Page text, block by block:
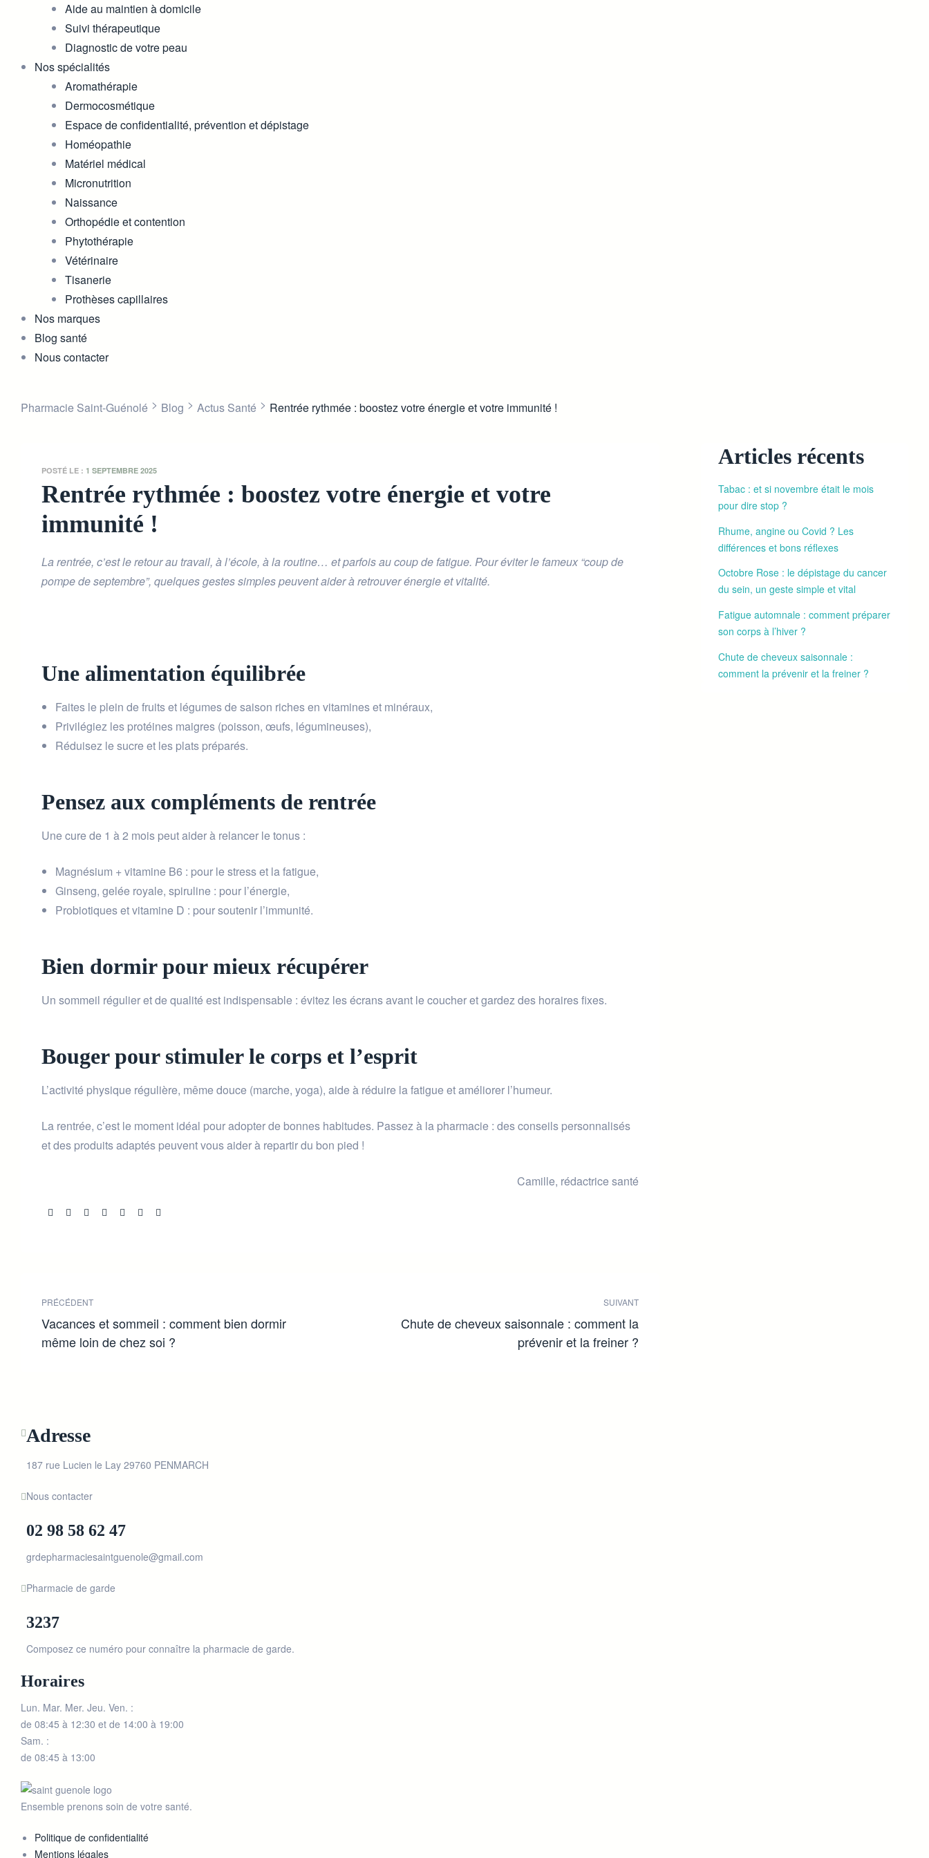
Aide au maintien à domicile
Suivi thérapeutique
Diagnostic de votre peau
Nos spécialités
Aromathérapie
Dermocosmétique
Espace de confidentialité, prévention et dépistage
Homéopathie
Matériel médical
Micronutrition
Naissance
Orthopédie et contention
Phytothérapie
Vétérinaire
Tisanerie
Prothèses capillaires
Nos marques
Blog santé
Nous contacter
Pharmacie Saint-Guénolé > Blog > Actus Santé > Rentrée rythmée : boostez votre énergie et votre immunité !
POSTÉ LE : 1 SEPTEMBRE 2025
Rentrée rythmée : boostez votre énergie et votre
immunité !
La rentrée, c’est le retour au travail, à l’école, à la routine… et parfois au coup de fatigue. Pour éviter le fameux “coup de
pompe de septembre”, quelques gestes simples peuvent aider à retrouver énergie et vitalité.
Une alimentation équilibrée
Faites le plein de fruits et légumes de saison riches en vitamines et minéraux,
Privilégiez les protéines maigres (poisson, œufs, légumineuses),
Réduisez le sucre et les plats préparés.
Pensez aux compléments de rentrée
Une cure de 1 à 2 mois peut aider à relancer le tonus :
Magnésium + vitamine B6 : pour le stress et la fatigue,
Ginseng, gelée royale, spiruline : pour l’énergie,
Probiotiques et vitamine D : pour soutenir l’immunité.
Bien dormir pour mieux récupérer
Un sommeil régulier et de qualité est indispensable : évitez les écrans avant le coucher et gardez des horaires fixes.
Bouger pour stimuler le corps et l’esprit
L’activité physique régulière, même douce (marche, yoga), aide à réduire la fatigue et améliorer l’humeur.
La rentrée, c’est le moment idéal pour adopter de bonnes habitudes. Passez à la pharmacie : des conseils personnalisés
et des produits adaptés peuvent vous aider à repartir du bon pied !
Camille, rédactrice santé
Share:
PRÉCÉDENT
Vacances et sommeil : comment bien dormir
même loin de chez soi ?
SUIVANT
Chute de cheveux saisonnale : comment la
prévenir et la freiner ?
Articles récents
Tabac : et si novembre était le mois
pour dire stop ?
Rhume, angine ou Covid ? Les
différences et bons réflexes
Octobre Rose : le dépistage du cancer
du sein, un geste simple et vital
Fatigue automnale : comment préparer
son corps à l’hiver ?
Chute de cheveux saisonnale :
comment la prévenir et la freiner ?
Adresse
187 rue Lucien le Lay 29760 PENMARCH
Nous contacter
02 98 58 62 47
grdepharmaciesaintguenole@gmail.com
Pharmacie de garde
3237
Composez ce numéro pour connaître la pharmacie de garde.
Horaires
Lun. Mar. Mer. Jeu. Ven. :
de 08:45 à 12:30 et de 14:00 à 19:00
Sam. :
de 08:45 à 13:00
Ensemble prenons soin de votre santé.
Politique de confidentialité
Mentions légales